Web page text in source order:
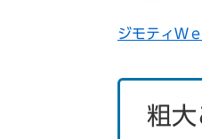
ジモティＷ
粗大